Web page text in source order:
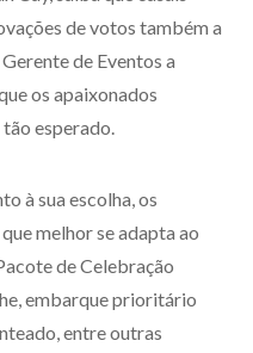
de votos também a
de Eventos a
os apaixonados
esperado.
à sua escolha, os
melhor se adapta ao
de Celebração
embarque prioritário
entre outras